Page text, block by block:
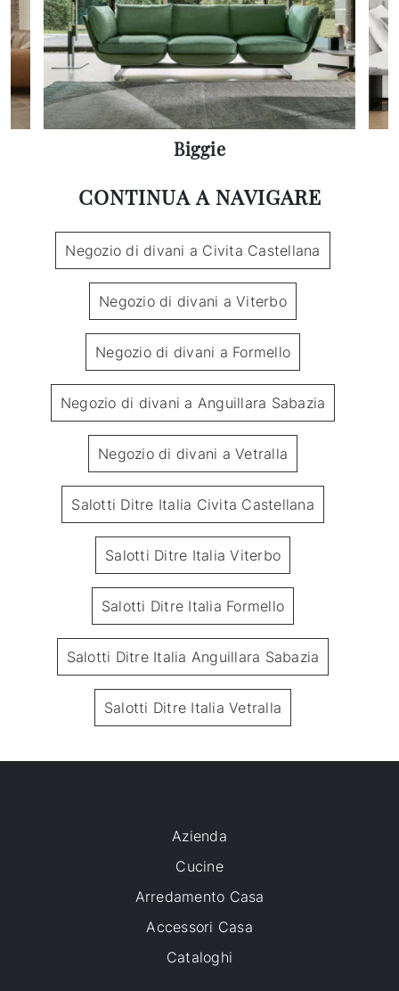
Biggie
CONTINUA A NAVIGARE
Negozio di divani a Civita Castellana
Negozio di divani a Viterbo
Negozio di divani a Formello
Negozio di divani a Anguillara Sabazia
Negozio di divani a Vetralla
Salotti Ditre Italia Civita Castellana
Salotti Ditre Italia Viterbo
Salotti Ditre Italia Formello
Salotti Ditre Italia Anguillara Sabazia
Salotti Ditre Italia Vetralla
Azienda
Cucine
Arredamento Casa
Accessori Casa
Cataloghi